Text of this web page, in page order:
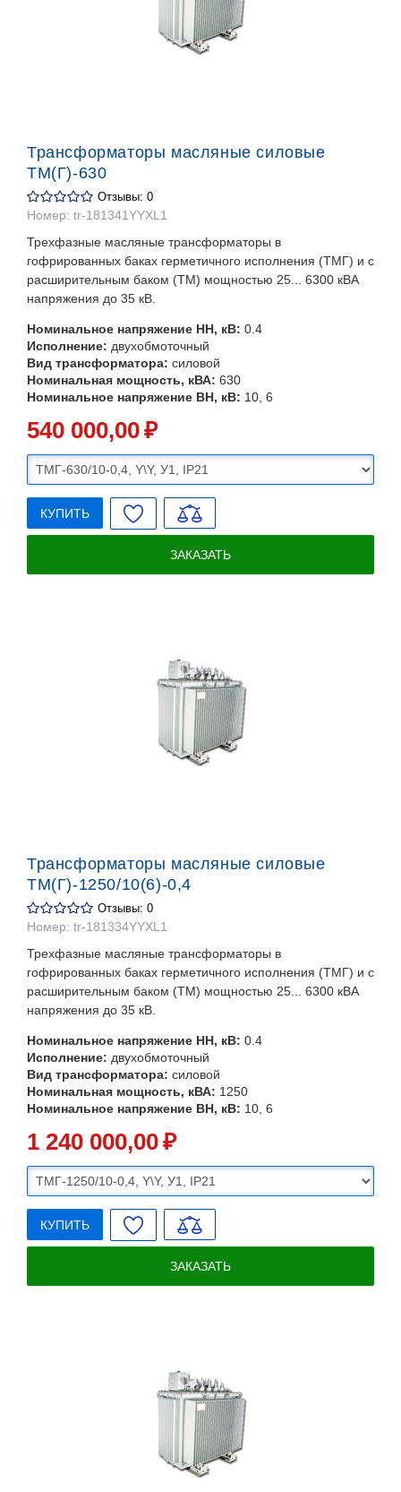
Трансформаторы масляные силовые
ТМ(Г)-630
Отзывы: 0
Номер: tr-181341YYXL1
Трехфазные масляные трансформаторы в
гофрированных баках герметичного исполнения (ТМГ) и с
расширительным баком (ТМ) мощностью 25... 6300 кВА
напряжения до 35 кВ.
Номинальное напряжение НН, кВ: 0.4
Исполнение: двухобмоточный
Вид трансформатора: силовой
Номинальная мощность, кВА: 630
Номинальное напряжение ВН, кВ: 10, 6
540 000,00₽
КУПИТЬ
ЗАКАЗАТЬ
Трансформаторы масляные силовые
ТМ(Г)-1250/10(6)-0,4
Отзывы: 0
Номер: tr-181334YYXL1
Трехфазные масляные трансформаторы в
гофрированных баках герметичного исполнения (ТМГ) и с
расширительным баком (ТМ) мощностью 25... 6300 кВА
напряжения до 35 кВ.
Номинальное напряжение НН, кВ: 0.4
Исполнение: двухобмоточный
Вид трансформатора: силовой
Номинальная мощность, кВА: 1250
Номинальное напряжение ВН, кВ: 10, 6
1 240 000,00₽
КУПИТЬ
ЗАКАЗАТЬ